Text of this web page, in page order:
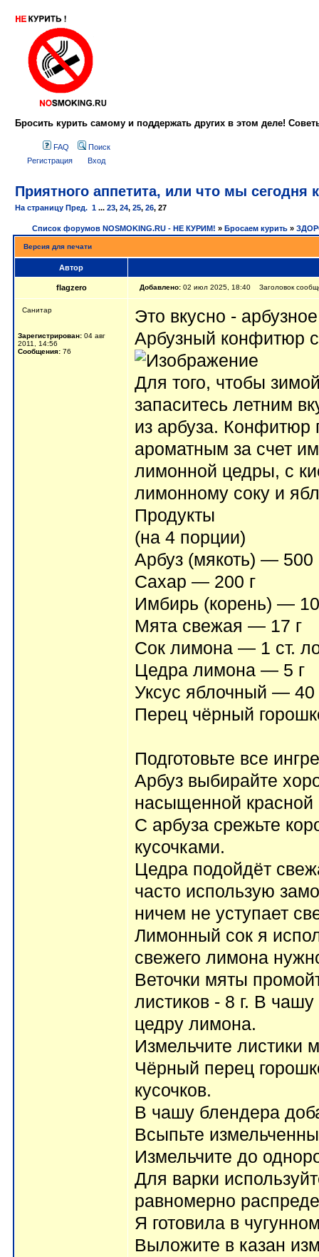
Бросить курить самому и поддержать других в этом деле!
FAQ
Поиск
Регистрация
Вход
Приятного аппетита, или что мы сегодня
На страницу Пред. 1 ... 23, 24, 25, 26, 27
Список форумов NOSMOKING.RU - НЕ КУРИМ! » Бросаем курить »
Версия для печати
Автор
flagzero Добавлено: 02 июл 2025, 18:40 Заголовок
Санитар
Зарегистрирован: 04 авг
2011, 14:56
Сообщения: 76
Это вкусно -
Арбузный конфитюр
Для того, чтобы
запаситесь летним
из арбуза. Конфитюр
ароматным за счет
лимонной цедры, с
лимонному соку и
Продукты
(на 4 порции)
Арбуз (мякоть) — 500
Сахар — 200 г
Имбирь (корень) —
Мята свежая — 17 г
Сок лимона — 1 ст.
Цедра лимона — 5 г
Уксус яблочный —
Перец чёрный
Подготовьте все
Арбуз выбирайте
насыщенной красной
С арбуза срежьте
кусочками.
Цедра подойдёт
часто использую
ничем не уступает
Лимонный сок я
свежего лимона
Веточки мяты
листиков - 8 г. В
цедру лимона.
Измельчите листики
Чёрный перец
кусочков.
В чашу блендера
Всыпьте
Измельчите до
Для варки
равномерно
Я готовила в
Выложите в казан